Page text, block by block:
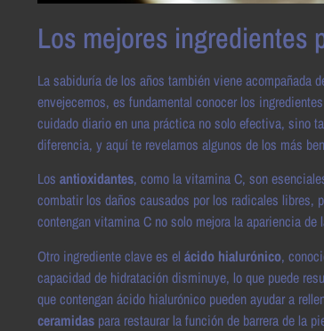
Los mejores ingredientes
La sabiduría de los años también viene acompañada
envejecemos, es fundamental conocer los
cuidado diario en una práctica no solo efectiva, sino
diferencia, y aquí te revelamos algunos de los más
Los antioxidantes, como la vitamina C, son
combatir los daños causados por los radicales libres,
contengan vitamina C no solo mejora la apariencia
Otro ingrediente clave es el ácido hialurónico,
capacidad de hidratación disminuye, lo que puede
que contengan ácido hialurónico pueden ayudar a
ceramidas para restaurar la función de barrera de la